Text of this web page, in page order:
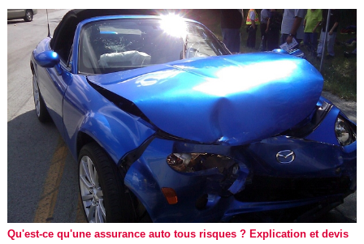
Qu'est-ce qu'une assurance auto tous risques ? Explication et devis